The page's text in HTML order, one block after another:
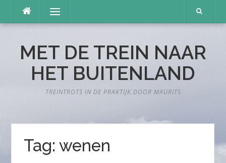
inhoud
Menu
MET DE TREIN NAAR
HET BUITENLAND
TREINTROTS IN DE PRAKTIJK DOOR MAURITS
Tag: wenen